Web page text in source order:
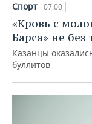
Спорт 07:00
«Кровь с
Барса» не
Казанцы
буллитов